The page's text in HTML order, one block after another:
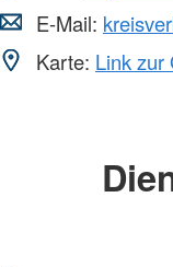
E-Mail:
Karte: Link zur